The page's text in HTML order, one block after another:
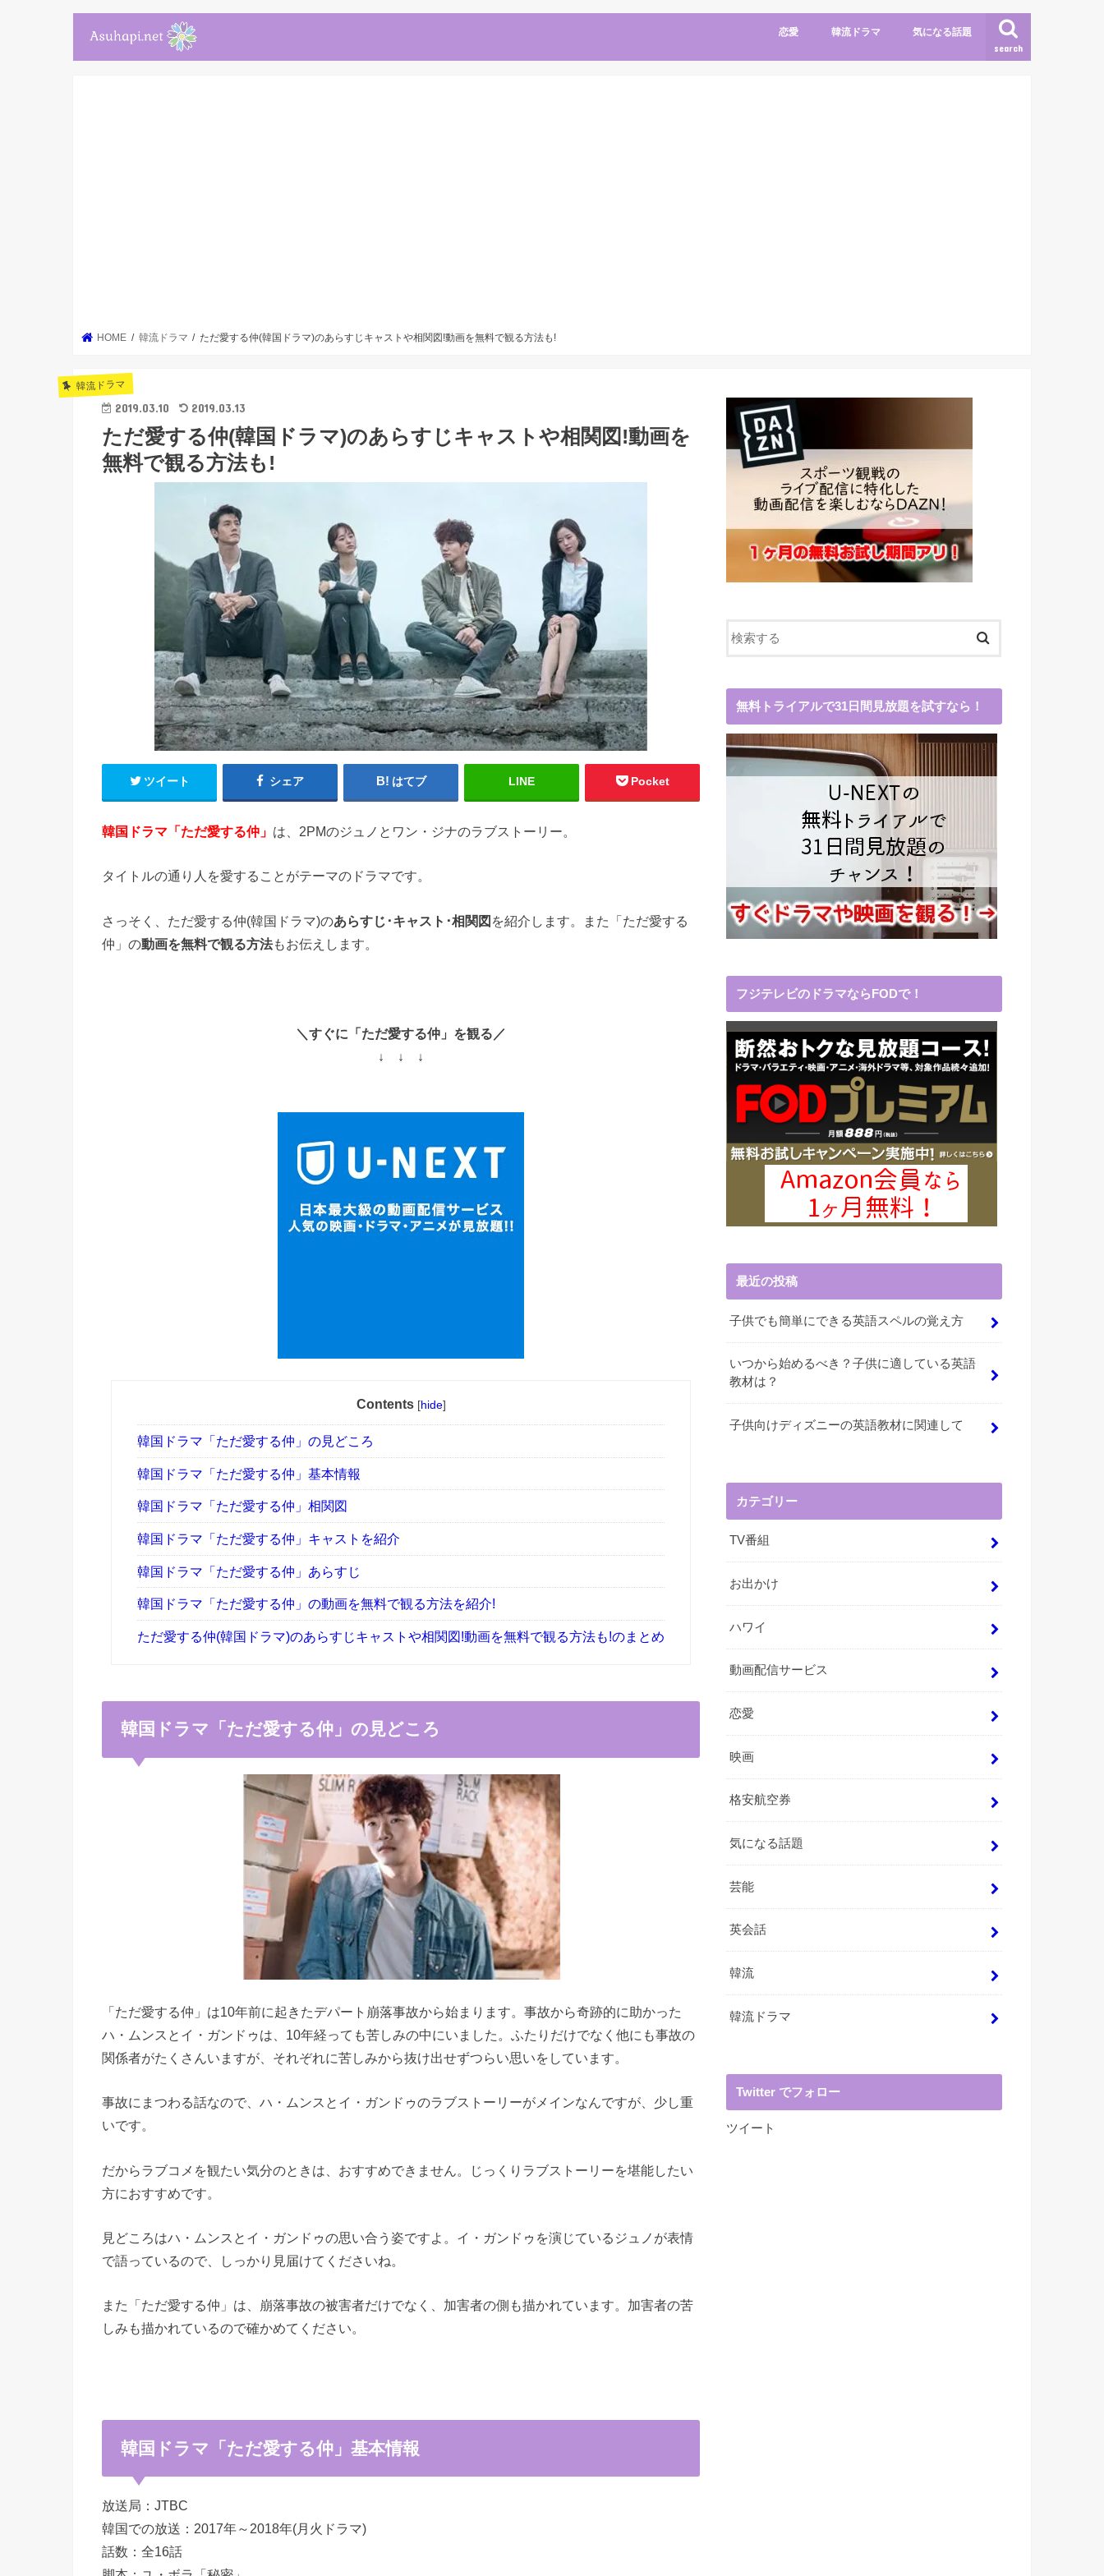
search
恋愛 韓流ドラマ 気になる話題
HOME 韓流ドラマ ただ愛する仲(韓国ドラマ)のあらすじキャストや相関図!動画を無料で観る方法も!
韓流ドラマ
2019.03.10 2019.03.13
ただ愛する仲(韓国ドラマ)のあらすじキャストや相関図!動画を
無料で観る方法も!
ツイート シェア はてブ LINE Pocket
韓国ドラマ「ただ愛する仲」 は、2PMのジュノとワン・ジナのラブストーリー。
タイトルの通り人を愛することがテーマのドラマです。
さっそく、ただ愛する仲(韓国ドラマ)のあらすじ･キャスト･相関図 を紹介します。また「ただ愛する
仲」の動画を無料で観る方法もお伝えします。
＼すぐに「ただ愛する仲」を観る／
↓ ↓ ↓
Contents [hide]
韓国ドラマ「ただ愛する仲」の見どころ
韓国ドラマ「ただ愛する仲」基本情報
韓国ドラマ「ただ愛する仲」相関図
韓国ドラマ「ただ愛する仲」キャストを紹介
韓国ドラマ「ただ愛する仲」あらすじ
韓国ドラマ「ただ愛する仲」の動画を無料で観る方法を紹介!
ただ愛する仲(韓国ドラマ)のあらすじキャストや相関図!動画を無料で観る方法も!のまとめ
韓国ドラマ「ただ愛する仲」の見どころ
「ただ愛する仲」は10年前に起きたデパート崩落事故から始まります。事故から奇跡的に助かった
ハ・ムンスとイ・ガンドゥは、10年経っても苦しみの中にいました。ふたりだけでなく他にも事故の
関係者がたくさんいますが、それぞれに苦しみから抜け出せずつらい思いをしています。
事故にまつわる話なので、ハ・ムンスとイ・ガンドゥのラブストーリーがメインなんですが、少し重
いです。
だからラブコメを観たい気分のときは、おすすめできません。じっくりラブストーリーを堪能したい
方におすすめです。
見どころはハ・ムンスとイ・ガンドゥの思い合う姿ですよ。イ・ガンドゥを演じているジュノが表情
で語っているので、しっかり見届けてくださいね。
また「ただ愛する仲」は、崩落事故の被害者だけでなく、加害者の側も描かれています。加害者の苦
しみも描かれているので確かめてください。
韓国ドラマ「ただ愛する仲」基本情報
放送局：JTBC
韓国での放送：2017年～2018年(月火ドラマ)
話数：全16話
無料トライアルで31日間見放題を試すなら！
フジテレビのドラマならFODで！
最近の投稿
子供でも簡単にできる英語スペルの覚え方
いつから始めるべき？子供に適している英語
教材は？
子供向けディズニーの英語教材に関連して
カテゴリー
TV番組
お出かけ
ハワイ
動画配信サービス
恋愛
映画
格安航空券
気になる話題
芸能
英会話
韓流
韓流ドラマ
Twitter でフォロー
ツイート